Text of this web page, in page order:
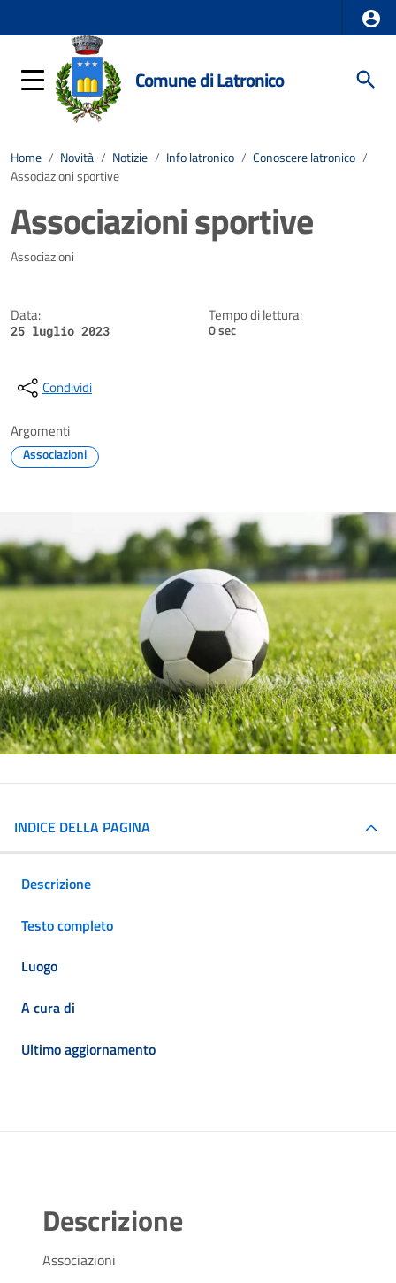
Comune di Latronico
Home / Novità / Notizie / Info latronico / Conoscere latronico /
Associazioni sportive
Associazioni sportive
Dettagli della notizia
Associazioni
Data:
25 luglio 2023
Tempo di lettura:
0 sec
Condividi
Argomenti
Associazioni
INDICE DELLA PAGINA
Descrizione
Testo completo
Luogo
A cura di
Ultimo aggiornamento
Descrizione
Associazioni